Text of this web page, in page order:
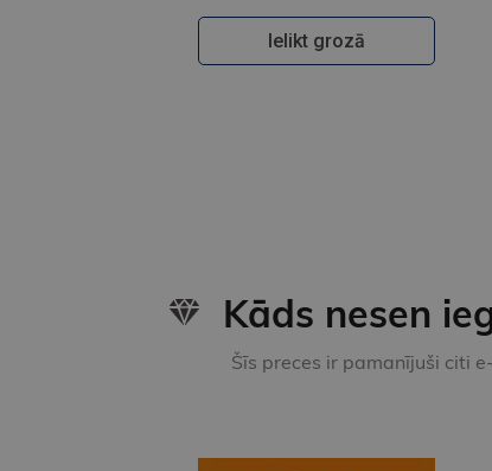
Ielikt grozā
Kāds nesen
Šīs preces ir pamanījuši citi